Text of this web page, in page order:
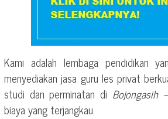
Kami adalah lembaga pendidikan
menyediakan jasa guru les privat
studi dan perminatan di Bojongasih
biaya yang terjangkau.